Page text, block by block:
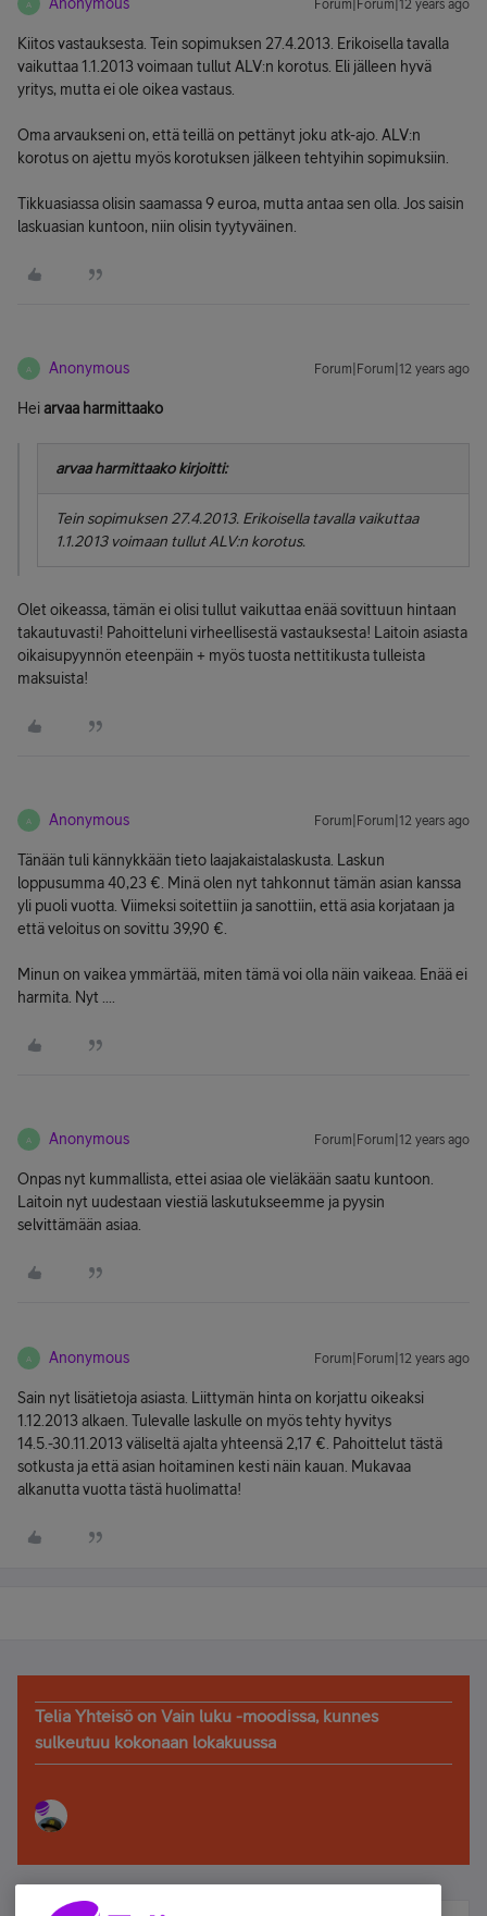
A Forum|Forum|12 years ago
Kiitos vastauksesta. Tein sopimuksen 27.4.2013. Erikoisella tavalla
vaikuttaa 1.1.2013 voimaan tullut ALV:n korotus. Eli jälleen hyvä
yritys, mutta ei ole oikea vastaus.
Oma arvaukseni on, että teillä on pettänyt joku atk-ajo. ALV:n
korotus on ajettu myös korotuksen jälkeen tehtyihin sopimuksiin.
Tikkuasiassa olisin saamassa 9 euroa, mutta antaa sen olla. Jos saisin
laskuasian kuntoon, niin olisin tyytyväinen.
A Anonymous Forum|Forum|12 years ago
Heiarvaa harmittaako
arvaa harmittaako kirjoitti:
Tein sopimuksen 27.4.2013. Erikoisella tavalla vaikuttaa
1.1.2013 voimaan tullut ALV:n korotus.
Olet oikeassa, tämän ei olisi tullut vaikuttaa enää sovittuun hintaan
takautuvasti! Pahoitteluni virheellisestä vastauksesta! Laitoin asiasta
oikaisupyynnön eteenpäin + myös tuosta nettitikusta tulleista
maksuista!
A Anonymous Forum|Forum|12 years ago
Tänään tuli kännykkään tieto laajakaistalaskusta. Laskun
loppusumma 40,23 €. Minä olen nyt tahkonnut tämän asian kanssa
yli puoli vuotta. Viimeksi soitettiin ja sanottiin, että asia korjataan ja
että veloitus on sovittu 39,90 €.
Minun on vaikea ymmärtää, miten tämä voi olla näin vaikeaa. Enää ei
harmita. Nyt ....
A Anonymous Forum|Forum|12 years ago
Onpas nyt kummallista, ettei asiaa ole vieläkään saatu kuntoon.
Laitoin nyt uudestaan viestiä laskutukseemme ja pyysin
selvittämään asiaa.
A Anonymous Forum|Forum|12 years ago
Sain nyt lisätietoja asiasta. Liittymän hinta on korjattu oikeaksi
1.12.2013 alkaen. Tulevalle laskulle on myös tehty hyvitys
14.5.-30.11.2013 väliseltä ajalta yhteensä 2,17 €. Pahoittelut tästä
sotkusta ja että asian hoitaminen kesti näin kauan. Mukavaa
alkanutta vuotta tästä huolimatta!
Telia Yhteisö on Vain luku -moodissa, kunnes
sulkeutuu kokonaan lokakuussa